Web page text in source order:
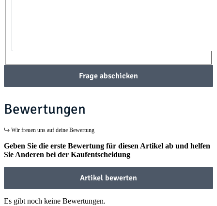
Frage abschicken
Bewertungen
Wir freuen uns auf deine Bewertung
Geben Sie die erste Bewertung für diesen Artikel ab und helfen
Sie Anderen bei der Kaufentscheidung
Artikel bewerten
Es gibt noch keine Bewertungen.